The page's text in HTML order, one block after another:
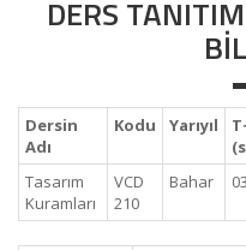
DERS
Dersin
Adı
Kodu Yarıyıl
Tasarım
Kuramları
VCD
210
Bahar